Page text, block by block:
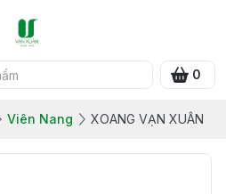
0
Viên Nang XOANG VẠN XUÂN